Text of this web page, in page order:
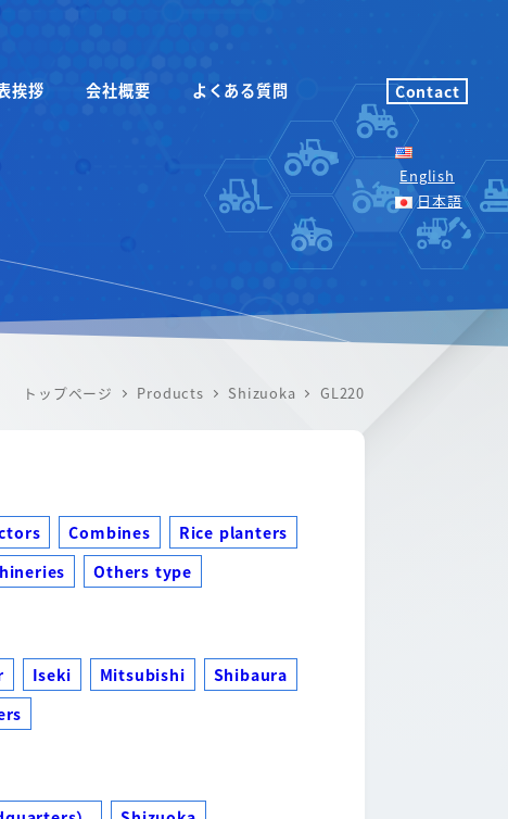
English
日本語
Contact
挨拶 会社概要 よくある質問
トップページ Products Shizuoka GL220
Combines
Rice planters
Others type
Iseki Mitsubishi
Shibaura